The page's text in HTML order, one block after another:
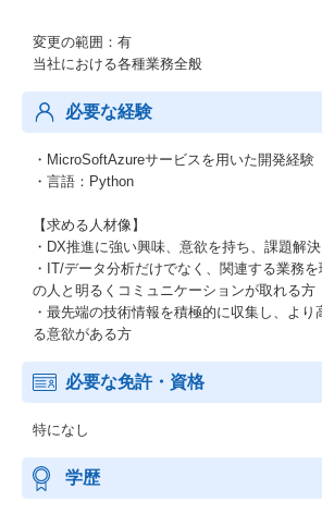
変更の範囲：有
当社における各種業務全般
必要な経験
・MicroSoftAzureサービスを用いた開発経験
・言語：Python
【求める人材像】
・DX推進に強い興味、意欲を持ち、課題解
・IT/データ分析だけでなく、関連する業務
の人と明るくコミュニケーションが取れる方
・最先端の技術情報を積極的に収集し、より
る意欲がある方
必要な免許・資格
特になし
学歴